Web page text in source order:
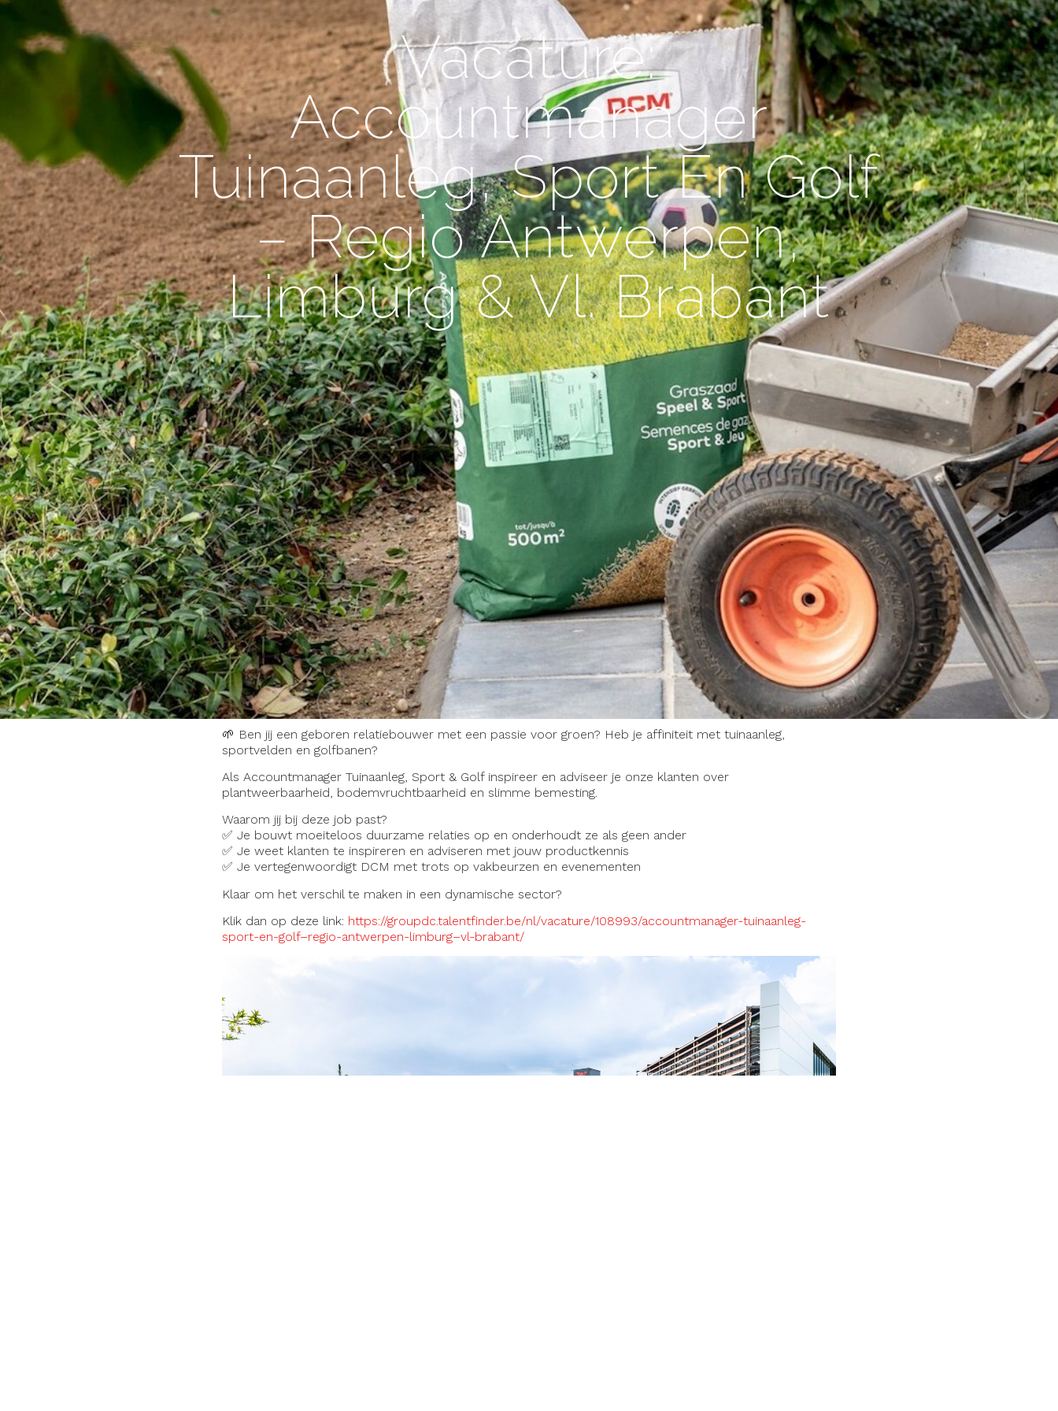
Vacature:
Accountmanager
Tuinaanleg, Sport En Golf
– Regio Antwerpen,
Limburg & Vl. Brabant
🌱 Ben jij een geboren relatiebouwer met een passie voor groen? Heb je affiniteit met tuinaanleg,
sportvelden en golfbanen?
Als Accountmanager Tuinaanleg, Sport & Golf inspireer en adviseer je onze klanten over
plantweerbaarheid, bodemvruchtbaarheid en slimme bemesting.
Waarom jij bij deze job past?
✅ Je bouwt moeiteloos duurzame relaties op en onderhoudt ze als geen ander
✅ Je weet klanten te inspireren en adviseren met jouw productkennis
✅ Je vertegenwoordigt DCM met trots op vakbeurzen en evenementen
Klaar om het verschil te maken in een dynamische sector?
Klik dan op deze link: https://groupdc.talentfinder.be/nl/vacature/108993/accountmanager-tuinaanleg-
sport-en-golf–regio-antwerpen-limburg–vl-brabant/